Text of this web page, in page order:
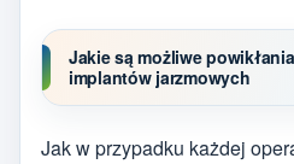
Jakie są możliwe
implantów jarzmowych
Jak w przypadku każdej